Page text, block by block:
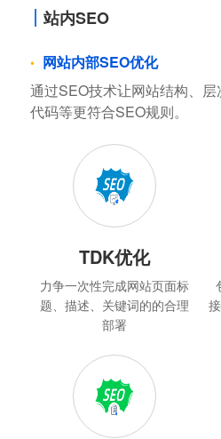
站内SEO
网站内部SEO优化
通过SEO技术让网站结构、
代码等更符合SEO规则。
TDK优化
力争一次性完成网站页面标
题、描述、关键词的的合理
部署